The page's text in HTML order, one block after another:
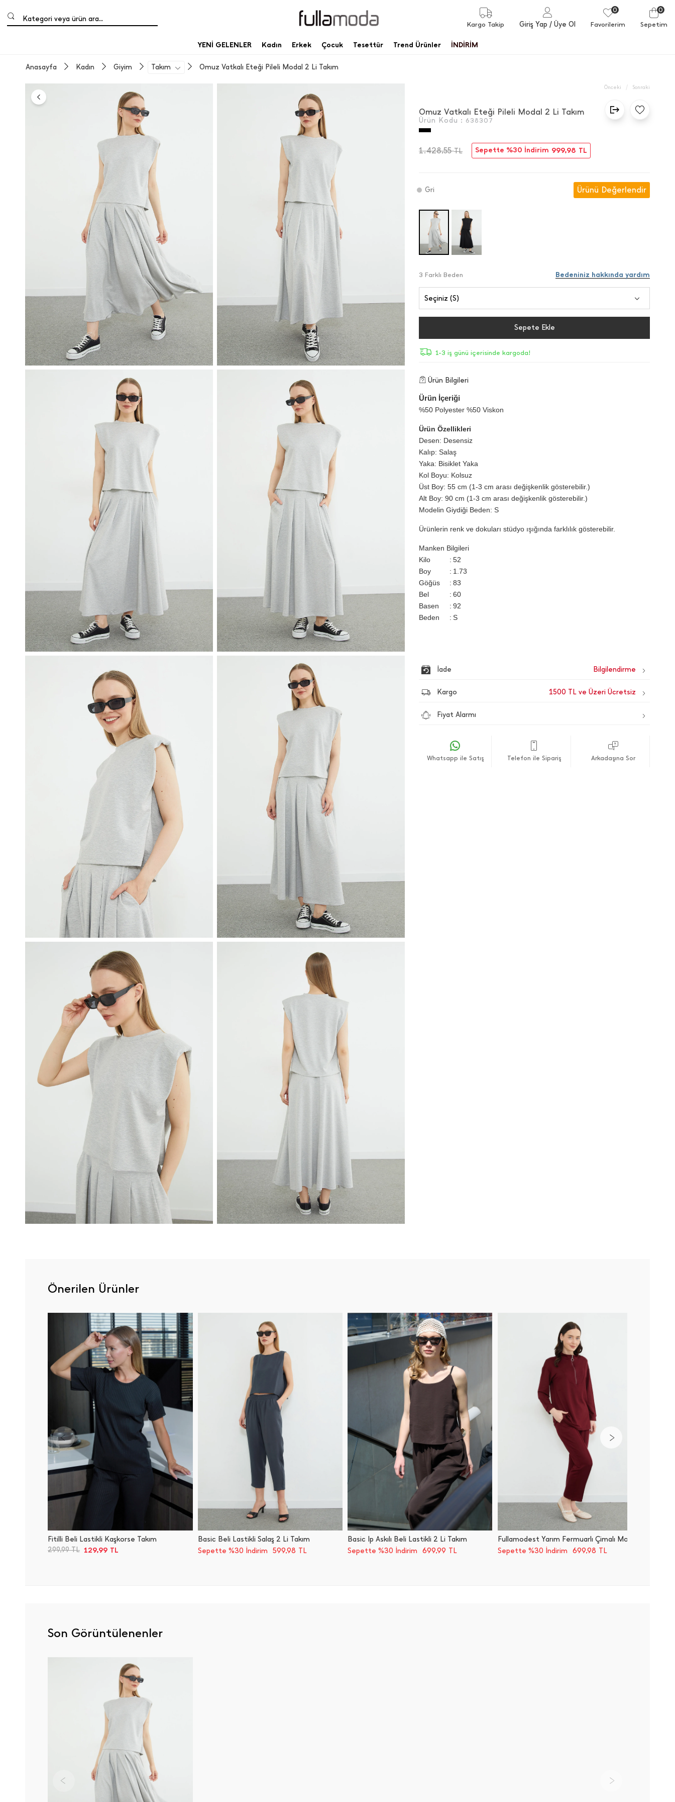
Kategori veya ürün ara..
Kargo Takip Giriş Yap / Üye Ol
0
Favorilerim
0
Sepetim
YENİ GELENLER Kadın Erkek Çocuk Tesettür Trend Ürünler İNDİRİM
Omuz Vatkalı Eteği Pileli Modal 2 Li Takım
Takım
Giyim
Kadın
Anasayfa
Önceki / Sonraki
Omuz Vatkalı Eteği Pileli Modal 2 Li Takım
Ürün Kodu : 638307
1.428,55TL Sepette %30 İndirim 999,98 TL
Gri Ürünü Değerlendir
3 Farklı Beden Bedeniniz hakkında yardım
Seçiniz (S)
Sepete Ekle
1-3 iş günü içerisinde kargoda!
Ürün Bilgileri
Ürün İçeriği
%50 Polyester %50 Viskon
Ürün Özellikleri
Desen: Desensiz
Kalıp: Salaş
Yaka: Bisiklet Yaka
Kol Boyu: Kolsuz
Üst Boy: 55 cm (1-3 cm arası değişkenlik gösterebilir.)
Alt Boy: 90 cm (1-3 cm arası değişkenlik gösterebilir.)
Modelin Giydiği Beden: S
Ürünlerin renk ve dokuları stüdyo ışığında farklılık gösterebilir.
Manken Bilgileri
Kilo
52
Boy
1.73
Göğüs
83
Bel
60
Basen
92
Beden
S
İade
Kargo 1500 TL ve Üzeri Ücretsiz
Fiyat Alarmı
Whatsapp ile Satış Telefon ile Sipariş Arkadaşına Sor
Önerilen Ürünler
Fitilli Beli Lastikli Kaşkorse Takım
299,99TL 129,99 TL
Basic Beli Lastikli Salaş 2 Li Takım
Sepette %30 İndirim
599,98 TL
Basic İ̇p Askılı Beli Lastikli 2 Li Takım
Sepette %30 İndirim
699,99 TL
Sepette %30 İndirim
699,98 TL
Son Görüntülenenler